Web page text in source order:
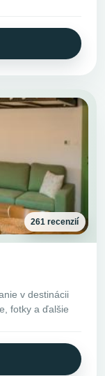
261 recenzií
v destinácii
fotky a ďalšie